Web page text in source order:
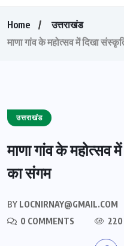
Home
उत्तराखंड
माणा गांव के महोत्सव में दिखा
उत्तराखंड
माणा गांव के महोत्सव
का संगम
BY LOCNIRNAY@GMAIL.COM
0 COMMENTS
220